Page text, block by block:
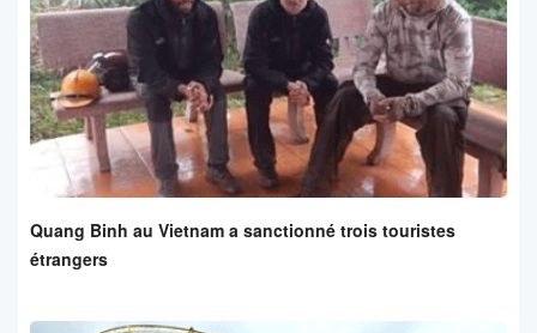
Quang Binh au Vietnam a sanctionné trois touristes
étrangers